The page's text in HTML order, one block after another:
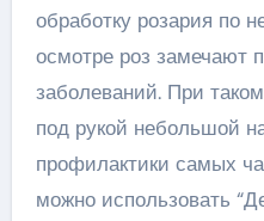
обработку розария по
осмотре роз замечают
заболеваний. При
под рукой небольшой
профилактики самых
можно использовать